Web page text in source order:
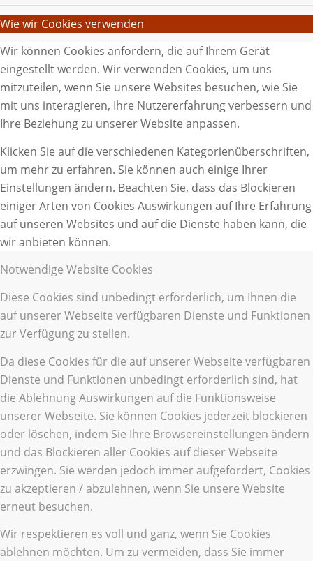
Wie wir Cookies verwenden
Wir können Cookies anfordern, die auf Ihrem Gerät
eingestellt werden. Wir verwenden Cookies, um uns
mitzuteilen, wenn Sie unsere Websites besuchen, wie Sie
mit uns interagieren, Ihre Nutzererfahrung verbessern und
Ihre Beziehung zu unserer Website anpassen.
Klicken Sie auf die verschiedenen Kategorienüberschriften,
um mehr zu erfahren. Sie können auch einige Ihrer
Einstellungen ändern. Beachten Sie, dass das Blockieren
einiger Arten von Cookies Auswirkungen auf Ihre Erfahrung
auf unseren Websites und auf die Dienste haben kann, die
wir anbieten können.
Notwendige Website Cookies
Diese Cookies sind unbedingt erforderlich, um Ihnen die
auf unserer Webseite verfügbaren Dienste und Funktionen
zur Verfügung zu stellen.
Da diese Cookies für die auf unserer Webseite verfügbaren
Dienste und Funktionen unbedingt erforderlich sind, hat
die Ablehnung Auswirkungen auf die Funktionsweise
unserer Webseite. Sie können Cookies jederzeit blockieren
oder löschen, indem Sie Ihre Browsereinstellungen ändern
und das Blockieren aller Cookies auf dieser Webseite
erzwingen. Sie werden jedoch immer aufgefordert, Cookies
zu akzeptieren / abzulehnen, wenn Sie unsere Website
erneut besuchen.
Wir respektieren es voll und ganz, wenn Sie Cookies
ablehnen möchten. Um zu vermeiden, dass Sie immer